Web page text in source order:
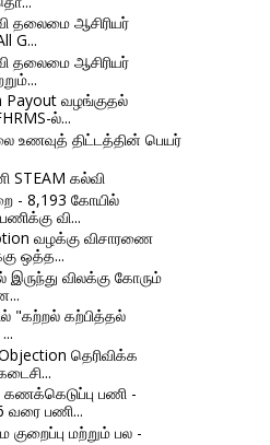
தலைமை ஆசிரியர்
G...
தலைமை ஆசிரியர்
Payout வழங்குதல்
ல்...
உணவுத் திட்டத்தின் பெயர்
STEAM கல்வி
- 8,193 கோயில்
வி...
வழக்கு விசாரணை
ஒத்த...
இருந்து விலக்கு கோரும்
"கற்றல் கற்பித்தல்
தெரிவிக்க
பணி -
பணி...
குறைப்பு மற்றும் பல -